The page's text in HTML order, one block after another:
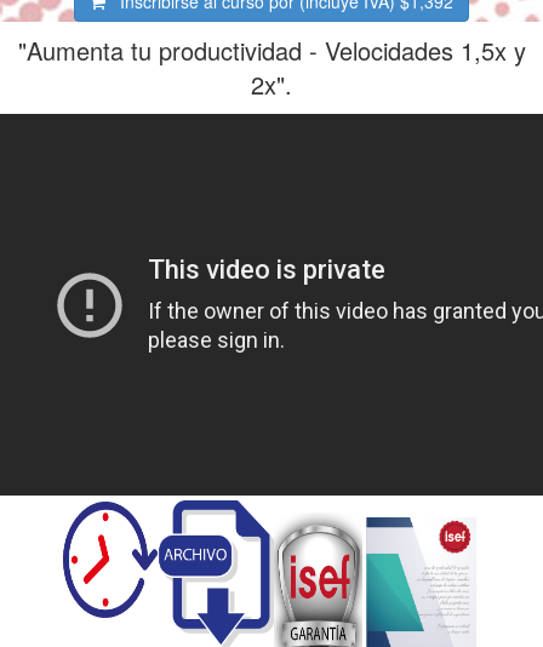
"Aumenta tu productividad - Velocidades 1,5x y
2x".